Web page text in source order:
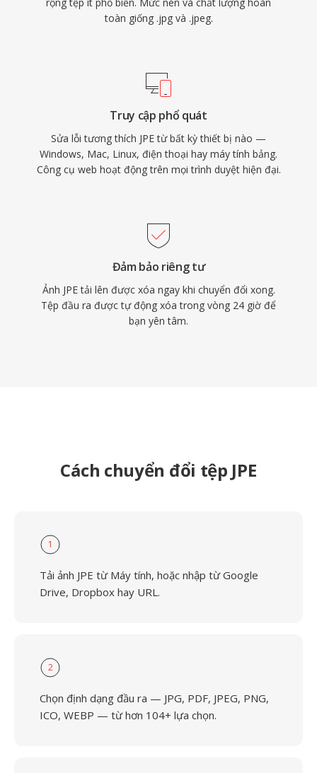
toàn giống .jpg và .jpeg.
Truy cập phổ quát
Sửa lỗi tương thích JPE từ bất kỳ thiết bị nào —
Windows, Mac, Linux, điện thoại hay máy tính bảng.
Công cụ web hoạt động trên mọi trình duyệt hiện đại.
Đảm bảo riêng tư
Ảnh JPE tải lên được xóa ngay khi chuyển đổi xong.
Tệp đầu ra được tự động xóa trong vòng 24 giờ để
bạn yên tâm.
Cách chuyển đổi tệp JPE
1
Tải ảnh JPE từ Máy tính, hoặc nhập từ Google
Drive, Dropbox hay URL.
2
Chọn định dạng đầu ra — JPG, PDF, JPEG, PNG,
ICO, WEBP — từ hơn 104+ lựa chọn.